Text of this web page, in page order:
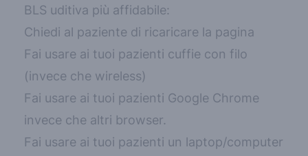
BLS uditiva più affidabile:
Chiedi al paziente di ricaricare la pagina
Fai usare ai tuoi pazienti cuffie con filo
(invece che wireless)
Fai usare ai tuoi pazienti Google Chrome
invece che altri browser.
Fai usare ai tuoi pazienti un laptop/computer